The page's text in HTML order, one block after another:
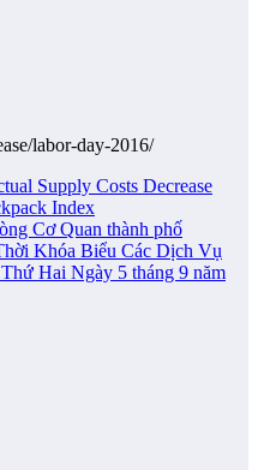
labor-day-2016/
Supply Costs Decrease
Index
Cơ Quan thành phố
Khóa Biểu Các Dịch Vụ
Hai Ngày 5 tháng 9 năm